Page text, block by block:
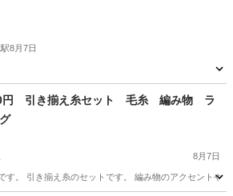
8月7日
駅 家庭用品
円 引き揃え糸セット 毛糸 編み物 ラ
8月7日
。 引き揃え糸のセットです。 編み物のアクセントや